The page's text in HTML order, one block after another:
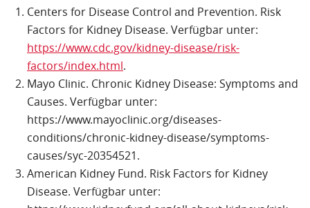
Centers for Disease Control and Prevention. Risk
Factors for Kidney Disease. Verfügbar unter:
https://www.cdc.gov/kidney-disease/risk-
factors/index.html.
Mayo Clinic. Chronic Kidney Disease: Symptoms and
Causes. Verfügbar unter:
https://www.mayoclinic.org/diseases-
conditions/chronic-kidney-disease/symptoms-
causes/syc-20354521.
American Kidney Fund. Risk Factors for Kidney
Disease. Verfügbar unter: